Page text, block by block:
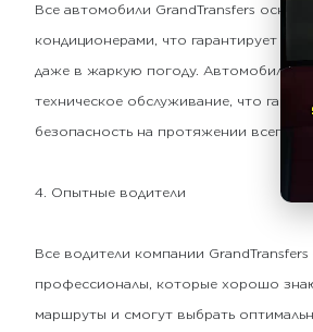
Все автомобили GrandTransfers
кондиционерами, что гарантирует
даже в жаркую погоду. Автомобили
техническое обслуживание, что
безопасность на протяжении всего
4. Опытные водители
Все водители компании
профессионалы, которые хорошо
маршруты и смогут выбрать